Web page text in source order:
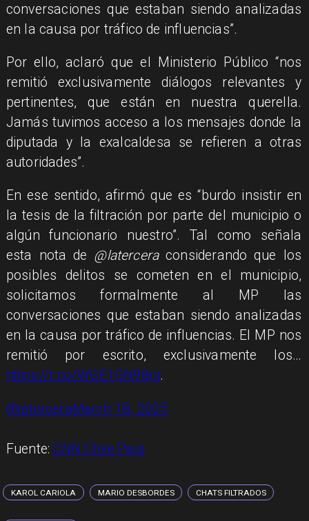
conversaciones que estaban siendo analizadas
en la causa por tráfico de influencias”.
Por ello, aclaró que el Ministerio Público “nos
remitió exclusivamente diálogos relevantes y
pertinentes, que están en nuestra querella.
Jamás tuvimos acceso a los mensajes donde la
diputada y la exalcaldesa se refieren a otras
autoridades”.
En ese sentido, afirmó que es “burdo insistir en
la tesis de la filtración por parte del municipio o
algún funcionario nuestro”. Tal como señala
esta nota de @laterceraconsiderando que los
posibles delitos se cometen en el municipio,
solicitamos formalmente al MP las
conversaciones que estaban siendo analizadas
en la causa por tráfico de influencias. El MP nos
remitió por escrito, exclusivamente los…
https://t.co/WGE1GN98nj.
@latercera March 18, 2025
Fuente:CNN Chile País
KAROL CARIOLA MARIO DESBORDES CHATS FILTRADOS